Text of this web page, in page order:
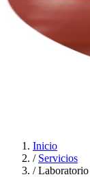
Inicio
/ Servicios
/